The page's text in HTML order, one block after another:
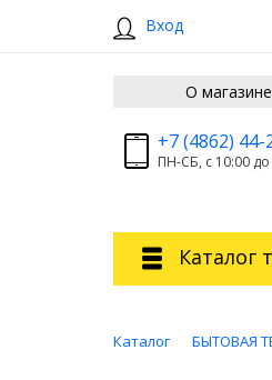
Вход
О магазине
+7 (4862) 44-
ПН-СБ, с 10:00
Каталог
Каталог БЫТОВАЯ